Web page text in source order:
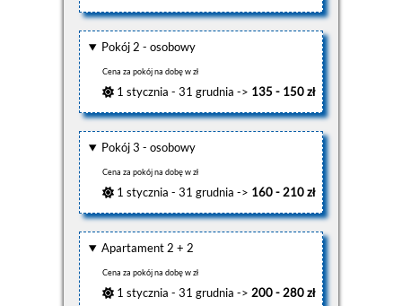
Pokój 2 - osobowy
Cena za pokój na dobę w zł
1 stycznia - 31 grudnia -> 135 - 150 zł
Pokój 3 - osobowy
Cena za pokój na dobę w zł
1 stycznia - 31 grudnia -> 160 - 210 zł
Apartament 2 + 2
Cena za pokój na dobę w zł
1 stycznia - 31 grudnia -> 200 - 280 zł